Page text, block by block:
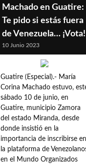
Machado en Guatire:
Te pido si estás fuera
de Venezuela… ¡Vota!
10 Junio 2023
Guatire (Especial).- María
Corina Machado estuvo,
sábado 10 de junio, en
Guatire, municipio Zamora
del estado Miranda, desde
donde insistió en la
importancia de inscribirse en
la plataforma de
en el Mundo Organizados